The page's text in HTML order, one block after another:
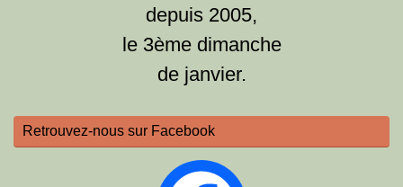
depuis 2005,
le 3ème dimanche
de janvier.
Retrouvez-nous sur Facebook